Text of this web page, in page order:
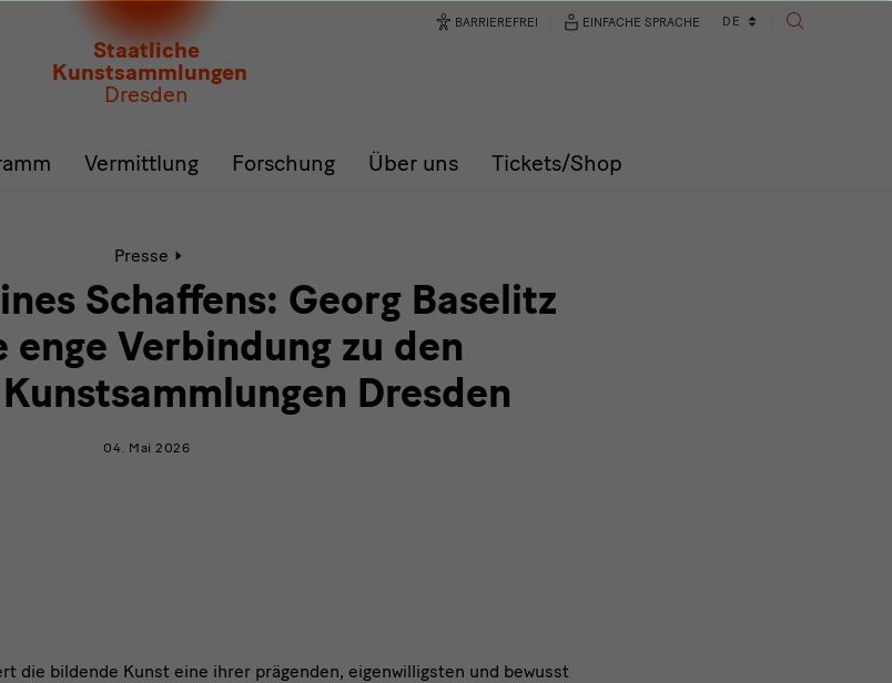
Staatliche
Kunstsammlungen
Dresden
Vermittlung Forschung Über uns Tickets/Shop
BARRIEREFREI EINFACHE SPRACHE
Sprachwechsler
DE
SUCHE
Presse
seines
Schaffens:
Georg
Baselitz
und
enge
Schaffens: Georg Baselitz
enge Verbindung zu den
Dresden
04. Mai 2026
die bildende Kunst eine ihrer prägenden, eigenwilligsten und bewusst